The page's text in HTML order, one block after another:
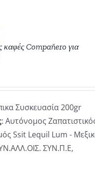
καφές Compaňero για
Συσκευασία 200gr
: Αυτόνομος
Ssit Lequil Lum -
ΣΥΝ.Π.Ε,